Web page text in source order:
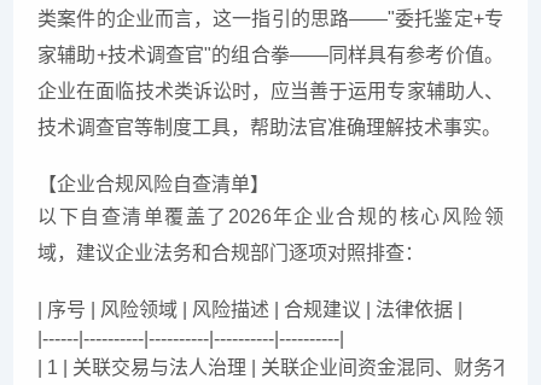
类案件的企业而言，这一指引的思路——"委托鉴定+专
家辅助+技术调查官"的组合拳——同样具有参考价值。
企业在面临技术类诉讼时，应当善于运用专家辅助人、
技术调查官等制度工具，帮助法官准确理解技术事实。
【企业合规风险自查清单】
以下自查清单覆盖了2026年企业合规的核心风险领
域，建议企业法务和合规部门逐项对照排查：
| 序号 | 风险领域 | 风险描述 | 合规建议 | 法律依据 |
|------|----------|----------|----------|----------|
| 1 | 关联交易与法人治理 | 关联企业间资金混同、财务